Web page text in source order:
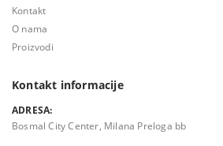
Kontakt
O nama
Proizvodi
Kontakt informacije
ADRESA:
Bosmal City Center, Milana Preloga bb